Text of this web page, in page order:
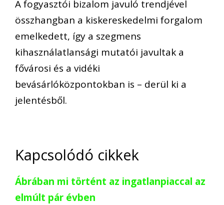
A fogyasztói bizalom javuló trendjével
összhangban a kiskereskedelmi forgalom
emelkedett, így a szegmens
kihasználatlansági mutatói javultak a
fővárosi és a vidéki
bevásárlóközpontokban is – derül ki a
jelentésből.
Kapcsolódó cikkek
Ábrában mi történt az ingatlanpiaccal az
elmúlt pár évben